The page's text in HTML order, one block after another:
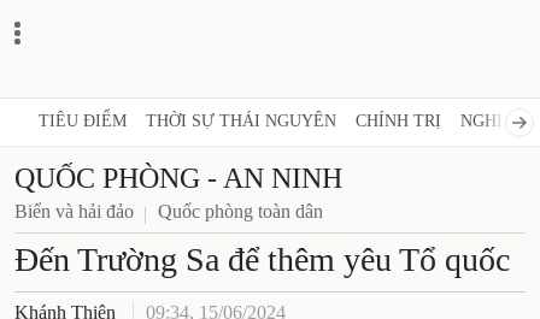
TIÊU ĐIỂM THỜI SỰ THÁI NGUYÊN CHÍNH TRỊ NGHỊ
QUỐC PHÒNG - AN NINH
Biển và hải đảo Quốc phòng toàn dân
Đến Trường Sa để thêm yêu Tổ quốc
Khánh Thiện 09:34, 15/06/2024